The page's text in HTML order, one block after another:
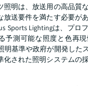
照明は、放送用の高品質
放送要件を満たす必要が
Sports Lightingは、プロ
予測可能な照度と色再
明基準や政府が開発した
化された照明システムの